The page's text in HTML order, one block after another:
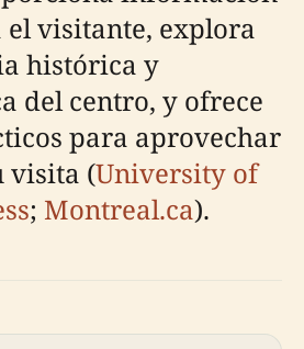
el visitante, explora
histórica y
del centro, y ofrece
para aprovechar
visita (University of
; Montreal.ca).